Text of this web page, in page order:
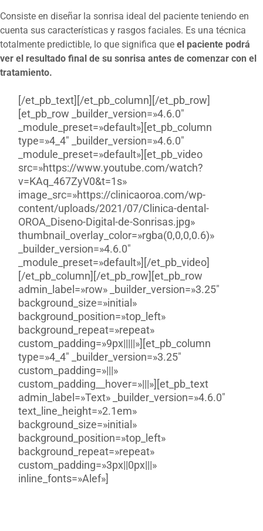
Consiste en diseñar la sonrisa ideal del paciente teniendo en
cuenta sus características y rasgos faciales. Es una técnica
totalmente predictible, lo que significa que el paciente podrá
ver el resultado final de su sonrisa antes de comenzar con el
tratamiento.
[/et_pb_text][/et_pb_column][/et_pb_row]
[et_pb_row _builder_version=»4.6.0″
_module_preset=»default»][et_pb_column
type=»4_4″ _builder_version=»4.6.0″
_module_preset=»default»][et_pb_video
src=»https://www.youtube.com/watch?
v=KAq_467ZyV0&t=1s»
image_src=»https://clinicaoroa.com/wp-
content/uploads/2021/07/Clinica-dental-
OROA_Diseno-Digital-de-Sonrisas.jpg»
thumbnail_overlay_color=»rgba(0,0,0,0.6)»
_builder_version=»4.6.0″
_module_preset=»default»][/et_pb_video]
[/et_pb_column][/et_pb_row][et_pb_row
admin_label=»row» _builder_version=»3.25″
background_size=»initial»
background_position=»top_left»
background_repeat=»repeat»
custom_padding=»9px|||||»][et_pb_column
type=»4_4″ _builder_version=»3.25″
custom_padding=»|||»
custom_padding__hover=»|||»][et_pb_text
admin_label=»Text» _builder_version=»4.6.0″
text_line_height=»2.1em»
background_size=»initial»
background_position=»top_left»
background_repeat=»repeat»
custom_padding=»3px||0px|||»
inline_fonts=»Alef»]